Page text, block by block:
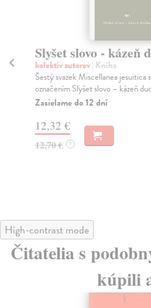
Slyšet slovo - kázeň
kolektív autorov| Kniha
Šestý svazek Miscellanea jesuitica
označením Slyšet slovo – kázeň
Zasielame do 12 dní
12,32 €
12,70 € ?
High-contrast mode
Čitatelia s
kúpili